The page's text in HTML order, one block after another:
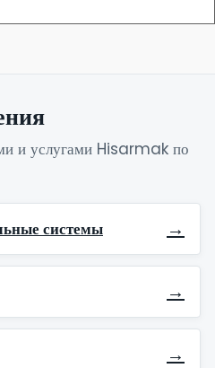
и услугами Hisarmak по
системы →
→
→